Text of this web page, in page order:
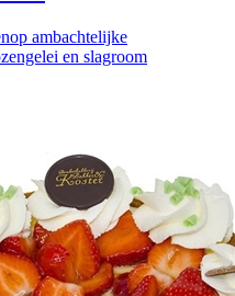
ambachtelijke
en slagroom